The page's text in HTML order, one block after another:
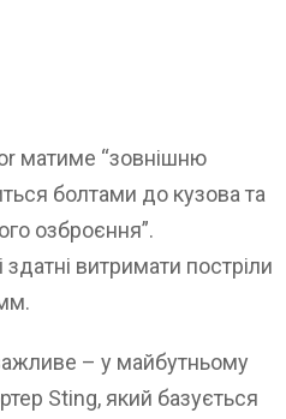
матиме “зовнішню
болтами до кузова та
озброєння”.
витримати постріли
– у майбутньому
Sting, який базується